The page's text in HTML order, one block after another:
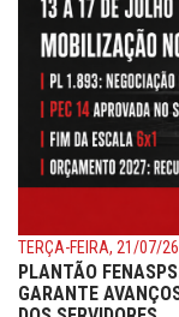
TERÇA-FEIRA, 21/07/26
PLANTÃO
GARANTE